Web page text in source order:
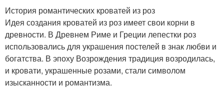
История романтических кроватей из роз
Идея создания кроватей из роз имеет свои корни в
древности. В Древнем Риме и Греции лепестки роз
использовались для украшения постелей в знак любви и
богатства. В эпоху Возрождения традиция возродилась,
и кровати, украшенные розами, стали символом
изысканности и романтизма.